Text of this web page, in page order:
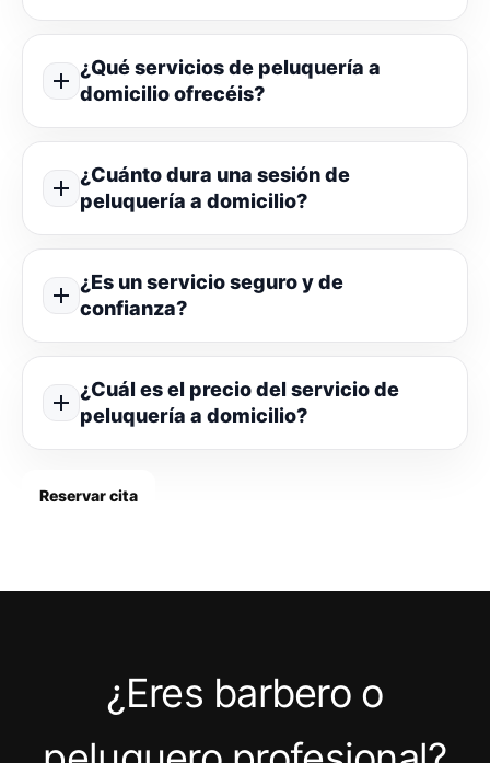
¿Qué servicios de peluquería a
domicilio ofrecéis?
¿Cuánto dura una sesión de
peluquería a domicilio?
¿Es un servicio seguro y de
confianza?
¿Cuál es el precio del servicio de
peluquería a domicilio?
Reservar cita
¿Eres barbero o